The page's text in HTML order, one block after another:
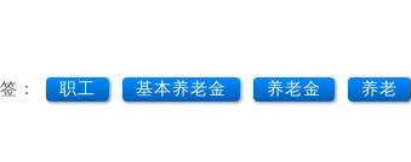
： 职工 基本养老金 养老金 养老